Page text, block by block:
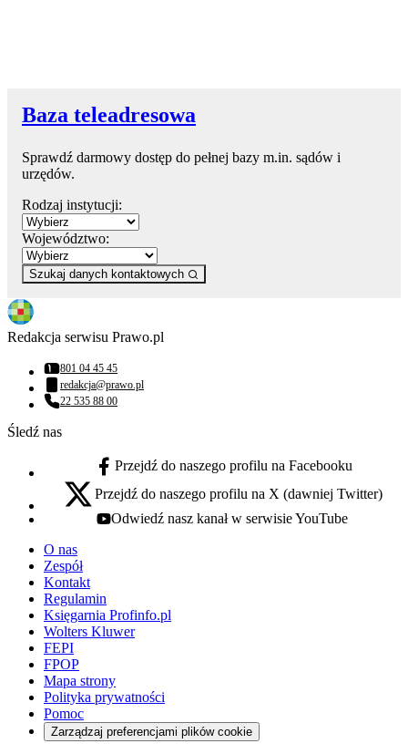
Baza teleadresowa
Sprawdź darmowy dostęp do pełnej bazy m.in. sądów i
urzędów.
Rodzaj instytucji:
Województwo:
Szukaj danych kontaktowych
Redakcja serwisu Prawo.pl
Numer telefonu:
801 04 45 45
Adres email:
redakcja@prawo.pl
Numer telefonu:
22 535 88 00
Śledź nas
facebook - otwiera się w nowej karcie
Przejdź do naszego profilu na Facebooku
x - otwiera się w nowej karcie
Przejdź do naszego profilu na X (dawniej Twitter)
youtube - otwiera się w nowej karcie
Odwiedź nasz kanał w serwisie YouTube
O nas
Zespół
Kontakt
Regulamin
Księgarnia Profinfo.pl
Wolters Kluwer
FEPI
FPOP
Mapa strony
Polityka prywatności
Pomoc
Zarządzaj preferencjami plików cookie